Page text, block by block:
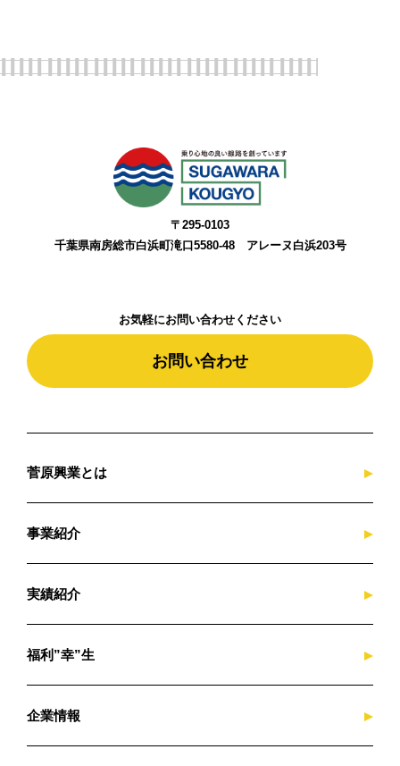
〒295-0103
千葉県南房総市白浜町滝口5580-48 アレーヌ白浜203号
お気軽にお問い合わせください
お問い合わせ
菅原興業とは
事業紹介
実績紹介
福利”幸”生
企業情報